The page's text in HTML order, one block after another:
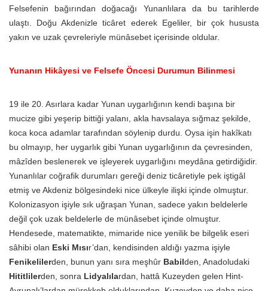
Felsefenin bağırından doğacağı Yunanlılara da bu tarihlerde
ulaştı. Doğu Akdenizle ticâret ederek Egeliler, bir çok hususta
yakın ve uzak çevreleriyle münâsebet içerisinde oldular.
Yunanın Hikâyesi ve Felsefe Öncesi Durumun Bilinmesi
19 ile 20. Asırlara kadar Yunan uygarlığının kendi başına bir
mucize gibi yeşerip bittiği yalanı, akla havsalaya sığmaz şekilde,
koca koca adamlar tarafından söylenip durdu. Oysa işin hakîkatı
bu olmayıp, her uygarlık gibi Yunan uygarlığının da çevresinden,
mâzîden beslenerek ve işleyerek uygarlığını meydâna getirdiğidir.
Yunanlılar coğrafik durumları gereği deniz ticâretiyle pek iştigâl
etmiş ve Akdeniz bölgesindeki nice ülkeyle ilişki içinde olmuştur.
Kolonizasyon işiyle sık uğraşan Yunan, sadece yakın beldelerle
değil çok uzak beldelerle de münâsebet içinde olmuştur.
Hendesede, matematikte, mimaride nice yenilik be bilgelik eseri
sâhibi olan Eski Mısır’dan, kendisinden aldığı yazma işiyle
Fenikelilerden, bunun yanı sıra meşhûr Babilden, Anadoludaki
Hititlilerden, sonra Lidyalılardan, hattâ Kuzeyden gelen Hint-